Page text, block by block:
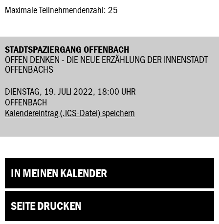
Maximale Teilnehmendenzahl: 25
STADTSPAZIERGANG OFFENBACH
OFFEN DENKEN - DIE NEUE ERZÄHLUNG DER INNENSTADT
OFFENBACHS
DIENSTAG, 19. JULI 2022, 18:00 UHR
OFFENBACH
Kalendereintrag (.ICS-Datei) speichern
IN MEINEN KALENDER
SEITE DRUCKEN